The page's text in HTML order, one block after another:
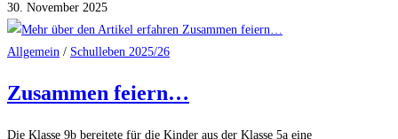
30. November 2025
Allgemein / Schulleben 2025/26
Zusammen feiern…
Die Klasse 9b bereitete für die Kinder aus der Klasse 5a eine